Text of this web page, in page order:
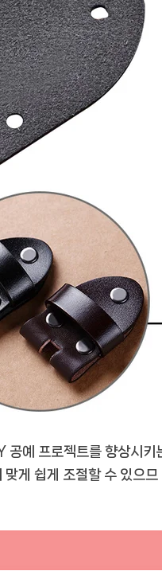
공예 프로젝트를 향상시키
게 쉽게 조절할 수 있으므